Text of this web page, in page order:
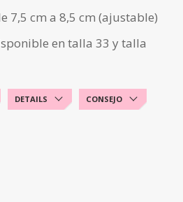
7,5 cm a 8,5 cm (ajustable)
en talla 33 y talla
DETAILS CONSEJO